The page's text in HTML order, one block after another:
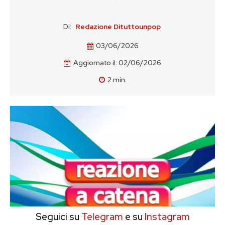
Di: Redazione Dituttounpop
03/06/2026
Aggiornato il: 02/06/2026
2min.
Seguici su Telegram e su Instagram